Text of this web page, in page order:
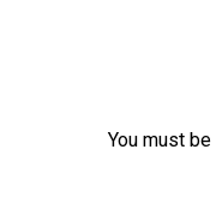
You must be